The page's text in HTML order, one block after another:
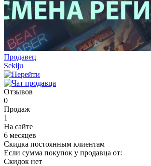
Продавец
Sekiju
Отзывов
0
Продаж
1
На сайте
6 месяцев
Скидка постоянным клиентам
Если сумма покупок у продавца от:
Скидок нет